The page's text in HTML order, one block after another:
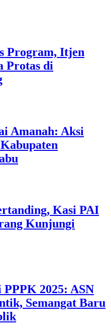
Program, Itjen
Protas di
Amanah: Aksi
Kasi PAI
Kunjungi
2025: ASN
Semangat Baru